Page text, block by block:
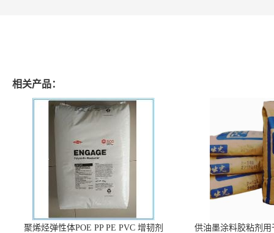
相关产品：
聚烯烃弹性体POE PP PE PVC 增韧剂
供油墨涂料胶粘剂